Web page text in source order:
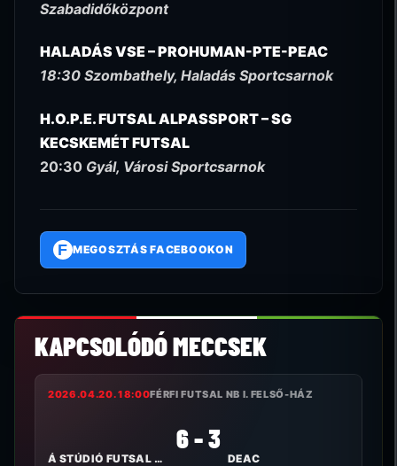
Szabadidőközpont
HALADÁS VSE – PROHUMAN-PTE-PEAC
18:30 Szombathely, Haladás Sportcsarnok
H.O.P.E. FUTSAL ALPASSPORT – SG
KECSKEMÉT FUTSAL
20:30 Gyál, Városi Sportcsarnok
F MEGOSZTÁS FACEBOOKON
KAPCSOLÓDÓ MECCSEK
2026.04.20. 18:00FÉRFI FUTSAL NB I. FELSŐ-HÁZ
Á STÚDIÓ FUTSAL NYÍREGYHÁZA
6 - 3
DEAC